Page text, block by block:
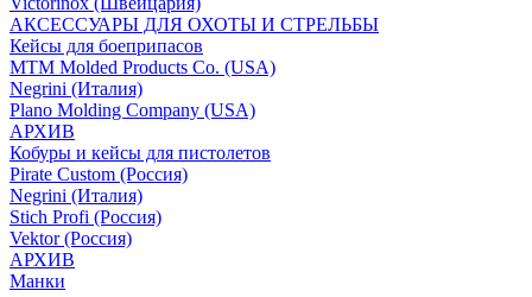
АКСЕССУАРЫ ДЛЯ ОХОТЫ И СТРЕЛЬБЫ
Кейсы для боеприпасов
MTM Molded Products Co. (USA)
Negrini (Италия)
Plano Molding Company (USA)
АРХИВ
Кобуры и кейсы для пистолетов
Pirate Custom (Россия)
Negrini (Италия)
Stich Profi (Россия)
Vektor (Россия)
АРХИВ
Манки